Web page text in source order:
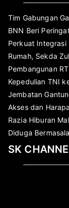
Tim Gabungan
BNN Beri
Perkuat Integrasi
Rumah, Sekda
Pembangunan
Kepedulian TNI
Jembatan
Akses dan
Razia Hiburan
Diduga
SK